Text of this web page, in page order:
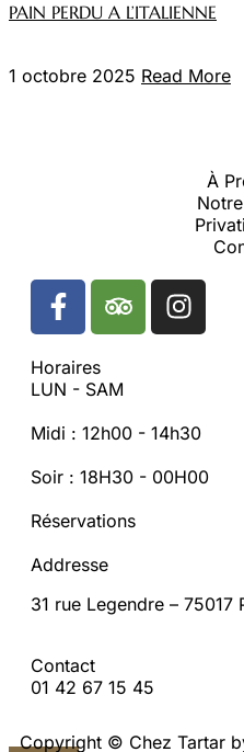
PAIN PERDU A L’ITALIENNE
1 octobre 2025 Read More
À
Horaires
LUN - SAM
Midi : 12h00 - 14h30
Soir : 18H30 - 00H00
Réservations
Addresse
31 rue Legendre – 75017
Contact
01 42 67 15 45
Copyright © Chez Tartar